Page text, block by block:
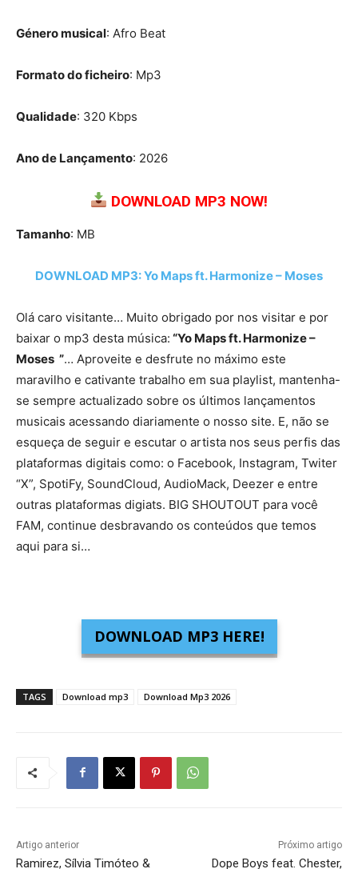
Género musical: Afro Beat
Formato do ficheiro: Mp3
Qualidade: 320 Kbps
Ano de Lançamento: 2026
DOWNLOAD MP3 NOW!
Tamanho: MB
DOWNLOAD MP3: Yo Maps ft. Harmonize – Moses
Olá caro visitante… Muito obrigado por nos visitar e por
baixar o mp3 desta música: “Yo Maps ft. Harmonize –
Moses ”… Aproveite e desfrute no máximo este
maravilho e cativante trabalho em sua playlist, mantenha-
se sempre actualizado sobre os últimos lançamentos
musicais acessando diariamente o nosso site. E, não se
esqueça de seguir e escutar o artista nos seus perfis das
plataformas digitais como: o Facebook, Instagram, Twiter
“X”, SpotiFy, SoundCloud, AudioMack, Deezer e entre
outras plataformas digiats. BIG SHOUTOUT para você
FAM, continue desbravando os conteúdos que temos
aqui para si…
DOWNLOAD MP3 HERE!
TAGS Download mp3 Download Mp3 2026
Artigo anterior
Ramirez, Sílvia Timóteo &
Próximo artigo
Dope Boys feat. Chester,